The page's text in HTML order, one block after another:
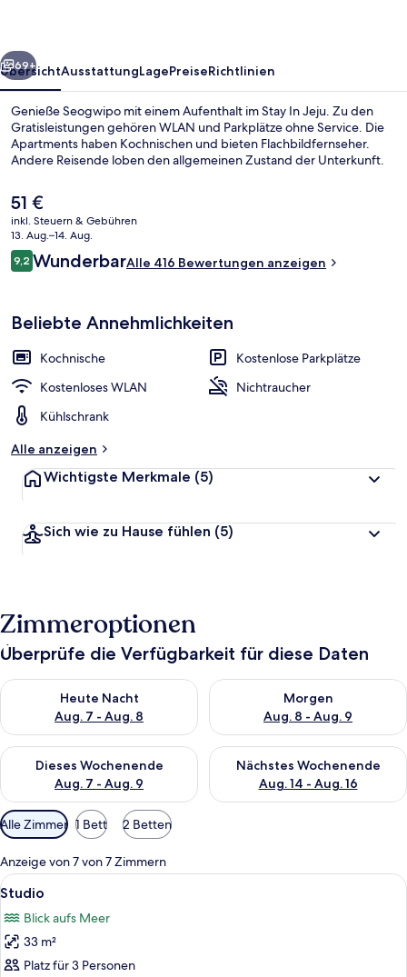
Standard-Maisonette | Kostenloses
Weiter
69+
ÜbersichtAusstattungLagePreiseRichtlinien
Genieße Seogwipo mit einem Aufenthalt im Stay In Jeju. Zu den
Gratisleistungen gehören WLAN und Parkplätze ohne Service. Die
Apartments haben Kochnischen und bieten Flachbildfernseher.
Andere Reisende loben den allgemeinen Zustand der Unterkunft.
Der
aktuelle
Preis
beträgt
51 €.
51 €
inkl. Steuern & Gebühren
13. Aug.–14. Aug.
Bewertungen
9,29,2 von 10.
WunderbarAlle 416 Bewertungen anzeigen
Beliebte Annehmlichkeiten
Kochnische
Kostenlose Parkplätze
Kostenloses WLAN
Nichtraucher
Kühlschrank
Alle anzeigen
Wichtigste Merkmale (5)
Sich wie zu Hause fühlen (5)
Zimmeroptionen
Überprüfe die Verfügbarkeit für diese Daten
Heute Nacht
Aug. 7 - Aug. 8
Überprüfe die Verfügbarkeit für heute Nacht, Aug. 7 - Aug. 8.
Morgen
Aug. 8 - Aug. 9
Überprüfe die Verfügbarkeit
Dieses Wochenende
Aug. 7 - Aug. 9
Überprüfe die Verfügbarkeit für dieses Wochenende, Aug. 7
Nächstes Wochenende
Aug. 14 - Aug. 16
Überprüfe die Verfügbarkeit
Verfügbare
Filter
für
Zimmer
Alle Zimmer 1 Bett 2 Betten
Anzeige von 7 von 7 Zimmern
Alle
Fotos
für
Studio
anzeigen
Ein geräumiges Zimmer mit großem
16
Studio
Blick aufs Meer
33 m²
Platz für 3 Personen